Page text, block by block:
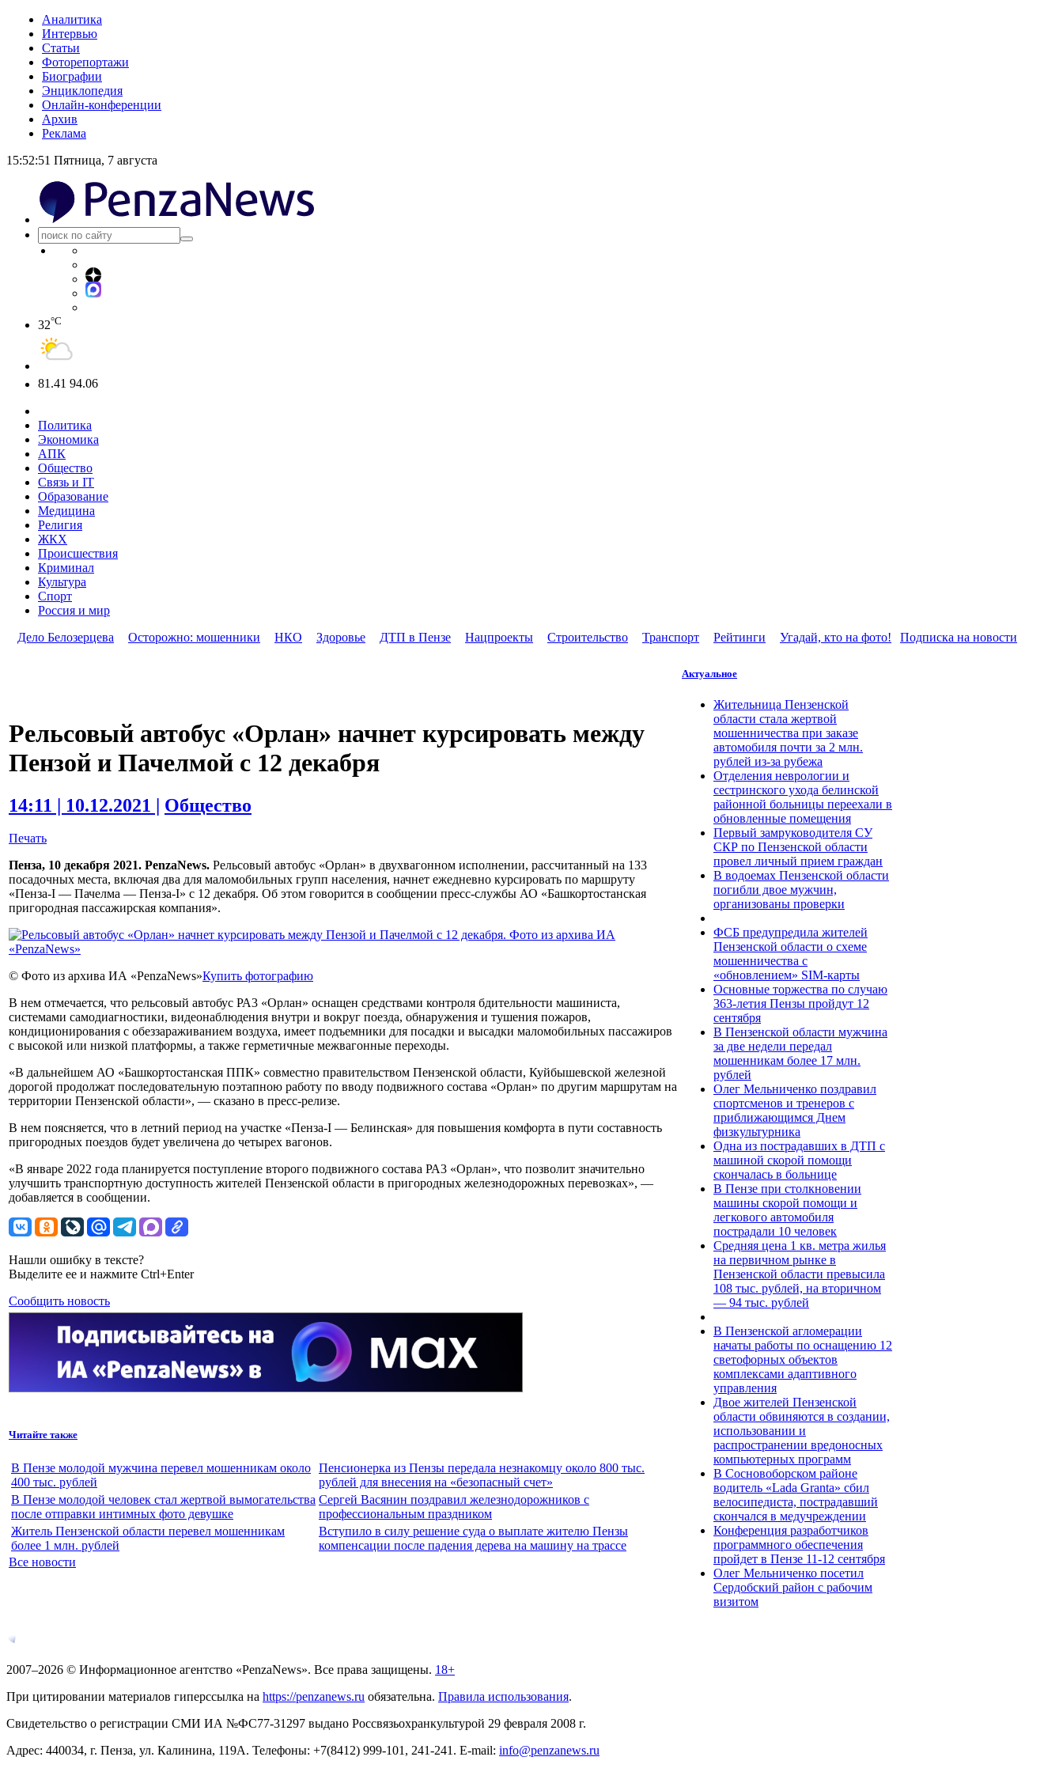
Аналитика
Интервью
Статьи
Фоторепортажи
Биографии
Энциклопедия
Онлайн-конференции
Архив
Реклама
15:52:51 Пятница, 7 августа
32°C
81.41 94.06
Политика
Экономика
АПК
Общество
Связь и IT
Образование
Медицина
Религия
ЖКХ
Происшествия
Криминал
Культура
Спорт
Россия и мир
Дело Белозерцева
Осторожно: мошенники НКО Здоровье ДТП в Пензе Нацпроекты Строительство Транспорт Рейтинги Угадай, кто на фото! Подписка на новости
Рельсовый автобус «Орлан» начнет курсировать между
Пензой и Пачелмой с 12 декабря
14:11 | 10.12.2021 | Общество
Печать
Пенза, 10 декабря 2021. PenzaNews. Рельсовый автобус «Орлан» в двухвагонном исполнении, рассчитанный на 133
посадочных места, включая два для маломобильных групп населения, начнет ежедневно курсировать по маршруту
«Пенза-I — Пачелма — Пенза-I» с 12 декабря. Об этом говорится в сообщении пресс-службы АО «Башкортостанская
пригородная пассажирская компания».
© Фото из архива ИА «PenzaNews»Купить фотографию
В нем отмечается, что рельсовый автобус РА3 «Орлан» оснащен средствами контроля бдительности машиниста,
системами самодиагностики, видеонаблюдения внутри и вокруг поезда, обнаружения и тушения пожаров,
кондиционирования с обеззараживанием воздуха, имеет подъемники для посадки и высадки маломобильных пассажиров
с высокой или низкой платформы, а также герметичные межвагонные переходы.
«В дальнейшем АО «Башкортостанская ППК» совместно правительством Пензенской области, Куйбышевской железной
дорогой продолжат последовательную поэтапною работу по вводу подвижного состава «Орлан» по другим маршрутам на
территории Пензенской области», — сказано в пресс-релизе.
В нем поясняется, что в летний период на участке «Пенза-I — Белинская» для повышения комфорта в пути составность
пригородных поездов будет увеличена до четырех вагонов.
«В январе 2022 года планируется поступление второго подвижного состава РА3 «Орлан», что позволит значительно
улучшить транспортную доступность жителей Пензенской области в пригородных железнодорожных перевозках», —
добавляется в сообщении.
Нашли ошибку в тексте?
Выделите ее и нажмите Ctrl+Enter
Сообщить новость
Читайте также
В Пензе молодой мужчина перевел мошенникам около
400 тыс. рублей
Пенсионерка из Пензы передала незнакомцу около 800 тыс.
рублей для внесения на «безопасный счет»
В Пензе молодой человек стал жертвой вымогательства
после отправки интимных фото девушке
Сергей Васянин поздравил железнодорожников с
профессиональным праздником
Житель Пензенской области перевел мошенникам
более 1 млн. рублей
Вступило в силу решение суда о выплате жителю Пензы
компенсации после падения дерева на машину на трассе
Все новости
Актуальное
Жительница Пензенской
области стала жертвой
мошенничества при заказе
автомобиля почти за 2 млн.
рублей из-за рубежа
Отделения неврологии и
сестринского ухода белинской
районной больницы переехали в
обновленные помещения
Первый замруководителя СУ
СКР по Пензенской области
провел личный прием граждан
В водоемах Пензенской области
погибли двое мужчин,
организованы проверки
ФСБ предупредила жителей
Пензенской области о схеме
мошенничества c
«обновлением» SIM-карты
Основные торжества по случаю
363-летия Пензы пройдут 12
сентября
В Пензенской области мужчина
за две недели передал
мошенникам более 17 млн.
рублей
Олег Мельниченко поздравил
спортсменов и тренеров с
приближающимся Днем
физкультурника
Одна из пострадавших в ДТП с
машиной скорой помощи
скончалась в больнице
В Пензе при столкновении
машины скорой помощи и
легкового автомобиля
пострадали 10 человек
Средняя цена 1 кв. метра жилья
на первичном рынке в
Пензенской области превысила
108 тыс. рублей, на вторичном
— 94 тыс. рублей
В Пензенской агломерации
начаты работы по оснащению 12
светофорных объектов
комплексами адаптивного
управления
Двое жителей Пензенской
области обвиняются в создании,
использовании и
распространении вредоносных
компьютерных программ
В Сосновоборском районе
водитель «Lada Granta» сбил
велосипедиста, пострадавший
скончался в медучреждении
Конференция разработчиков
программного обеспечения
пройдет в Пензе 11-12 сентября
Олег Мельниченко посетил
Сердобский район с рабочим
визитом
2007–2026 © Информационное агентство «PenzaNews». Все права защищены. 18+
При цитировании материалов гиперссылка на https://penzanews.ru обязательна. Правила использования.
Свидетельство о регистрации СМИ ИА №ФС77-31297 выдано Россвязьохранкультурой 29 февраля 2008 г.
Адрес: 440034, г. Пенза, ул. Калинина, 119А. Телефоны: +7(8412) 999-101, 241-241 . E-mail: info@penzanews.ru